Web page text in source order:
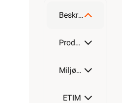
Beskrivelse
Produktdetaljer
Miljøparametere
ETIM